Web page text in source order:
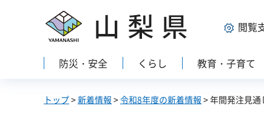
山梨県 閲覧
防災・安全 くらし 教育・子育て
トップ>新着情報 >令和8年度の新着情報 > 年間発注見